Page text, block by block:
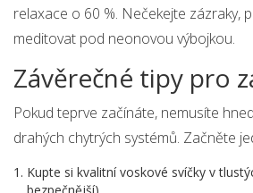
relaxace o 60 %. Nečekejte zázraky,
meditovat pod neonovou výbojkou.
Závěrečné tipy pro
Pokud teprve začínáte, nemusíte
drahých chytrých systémů. Začněte
Kupte si kvalitní voskové svíčky v